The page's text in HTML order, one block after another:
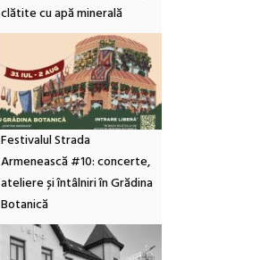
clătite cu apă minerală
Festivalul Strada
Armenească #10: concerte,
ateliere și întâlniri în Grădina
Botanică